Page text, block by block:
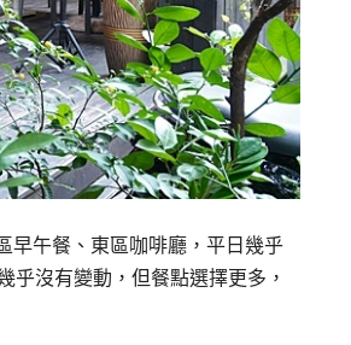
早午餐、東區咖啡廳，平日幾乎
乎沒有變動，但餐點選擇更多，